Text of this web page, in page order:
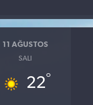
11 AĞUSTOS
SALI
22°